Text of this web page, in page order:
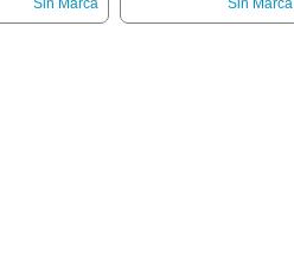
Sin Marca
Sin Marca